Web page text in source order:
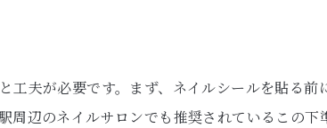
夫が必要です。まず、ネイルシールを貼る
辺のネイルサロンでも推奨されているこの